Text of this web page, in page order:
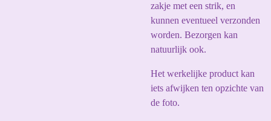
zakje met een strik, en
kunnen eventueel verzonden
worden. Bezorgen kan
natuurlijk ook.
Het werkelijke product kan
iets afwijken ten opzichte van
de foto.